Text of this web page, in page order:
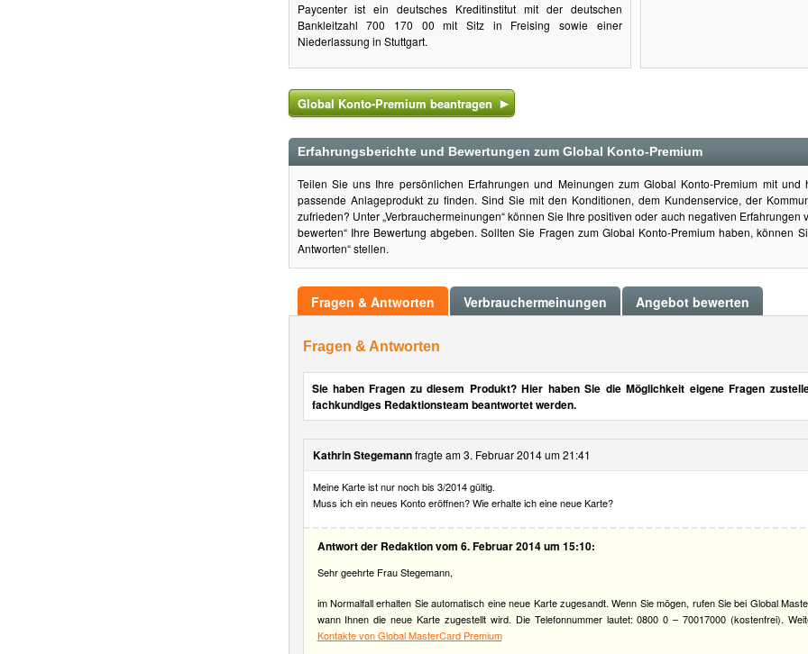
Paycenter ist ein deutsches Kreditinstitut mit der deutschen
Bankleitzahl 700 170 00 mit Sitz in Freising sowie einer
Niederlassung in Stuttgart.
Global Konto-Premium beantragen
Erfahrungsberichte und Bewertungen zum Global Konto-Premium
Teilen Sie uns Ihre persönlichen Erfahrungen und Meinungen zum Global Konto-Premium mit
passende Anlageprodukt zu finden. Sind Sie mit den Konditionen, dem Kundenservice, der
zufrieden? Unter „Verbrauchermeinungen“ können Sie Ihre positiven oder auch negativen Erfahrungen
bewerten“ Ihre Bewertung abgeben. Sollten Sie Fragen zum Global Konto-Premium haben, können
Antworten“ stellen.
Fragen & Antworten Verbrauchermeinungen Angebot bewerten
Fragen & Antworten
Sie haben Fragen zu diesem Produkt? Hier haben Sie die Möglichkeit eigene Fragen
fachkundiges Redaktionsteam beantwortet werden.
Kathrin Stegemannfragte am3. Februar 2014 um 21:41
Meine Karte ist nur noch bis 3/2014 gültig.
Muss ich ein neues Konto eröffnen? Wie erhalte ich eine neue Karte?
Antwort der Redaktion vom 6. Februar 2014 um 15:10:
Sehr geehrte Frau Stegemann,
im Normalfall erhalten Sie automatisch eine neue Karte zugesandt. Wenn Sie mögen, rufen Sie bei Global
wann Ihnen die neue Karte zugestellt wird. Die Telefonnummer lautet: 0800 0 – 70017000 (kostenfrei).
Kontakte von Global MasterCard Premium